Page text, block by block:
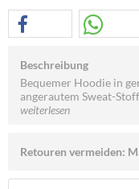
Beschreibung
Bequemer Hoodie in
angerautem Sweat-
weiterlesen
Retouren vermeiden: